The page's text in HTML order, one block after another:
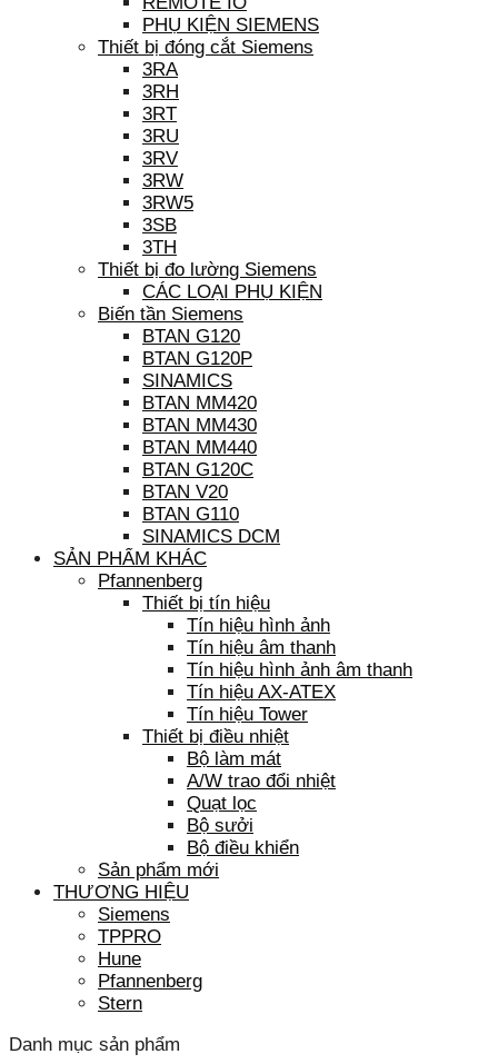
PHỤ KIỆN SIEMENS
Thiết bị đóng cắt Siemens
3RA
3RH
3RT
3RU
3RV
3RW
3RW5
3SB
3TH
Thiết bị đo lường Siemens
CÁC LOẠI PHỤ KIỆN
Biến tần Siemens
BTAN G120
BTAN G120P
SINAMICS
BTAN MM420
BTAN MM430
BTAN MM440
BTAN G120C
BTAN V20
BTAN G110
SINAMICS DCM
SẢN PHẨM KHÁC
Pfannenberg
Thiết bị tín hiệu
Tín hiệu hình ảnh
Tín hiệu âm thanh
Tín hiệu hình ảnh âm thanh
Tín hiệu AX-ATEX
Tín hiệu Tower
Thiết bị điều nhiệt
Bộ làm mát
A/W trao đổi nhiệt
Quạt lọc
Bộ sưởi
Bộ điều khiển
Sản phẩm mới
THƯƠNG HIỆU
Siemens
TPPRO
Hune
Pfannenberg
Stern
Danh mục sản phẩm